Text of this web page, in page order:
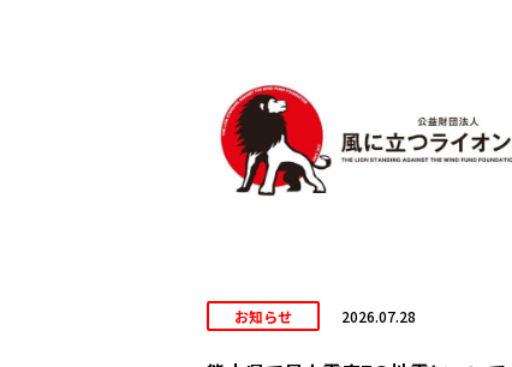
お知らせ 2026.07.28